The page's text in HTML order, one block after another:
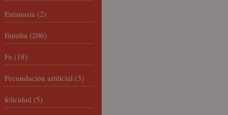
Eutanasia (2)
Familia (206)
Fe (18)
Fecundación artificial (3)
felicidad (5)